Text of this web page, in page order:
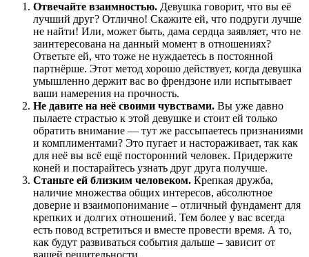
Отвечайте взаимностью. Девушка говорит, что вы её
лучший друг? Отлично! Скажите ей, что подруги лучше
не найти! Или, может быть, дама сердца заявляет, что не
заинтересована на данный момент в отношениях?
Ответьте ей, что тоже не нуждаетесь в постоянной
партнёрше. Этот метод хорошо действует, когда девушка
умышленно держит вас во френдзоне или испытывает
ваши намерения на прочность.
Не давите на неё своими чувствами. Вы уже давно
пылаете страстью к этой девушке и стоит ей только
обратить внимание — тут же рассыпаетесь признаниями
и комплиментами? Это пугает и настораживает, так как
для неё вы всё ещё посторонний человек. Придержите
коней и постарайтесь узнать друг друга получше.
Станьте ей близким человеком. Крепкая дружба,
наличие множества общих интересов, абсолютное
доверие и взаимопонимание – отличный фундамент для
крепких и долгих отношений. Тем более у вас всегда
есть повод встретиться и вместе провести время. А то,
как будут развиваться события дальше – зависит от